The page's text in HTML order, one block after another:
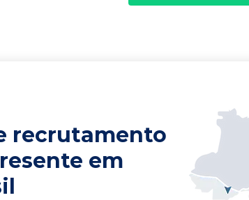
recrutamento
em